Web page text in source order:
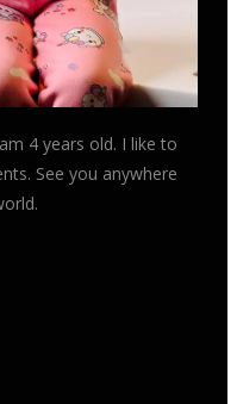
4 years old. I like to
See you anywhere